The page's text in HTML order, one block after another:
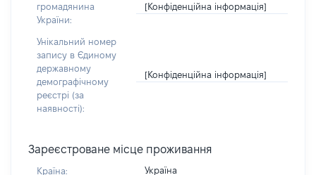
громадянина
України:
[Конфіденційна інформація]
Унікальний номер
запису в Єдиному
державному
демографічному
реєстрі (за
наявності):
[Конфіденційна інформація]
Зареєстроване місце проживання
Країна: Україна